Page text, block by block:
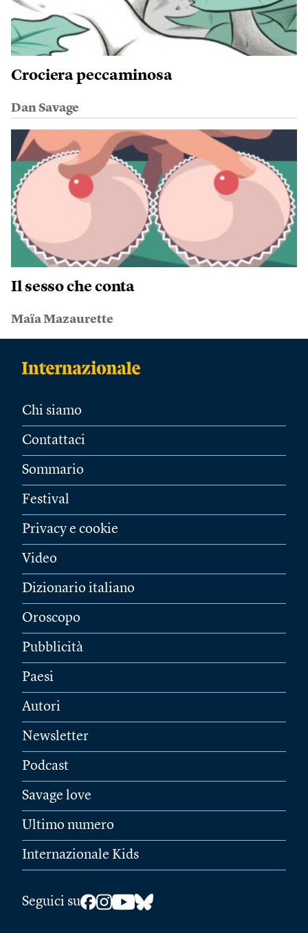
Crociera peccaminosa
Dan Savage
Il sesso che conta
Maïa Mazaurette
Chi siamo
Contattaci
Sommario
Festival
Privacy e cookie
Video
Dizionario italiano
Oroscopo
Pubblicità
Paesi
Autori
Newsletter
Podcast
Savage love
Ultimo numero
Internazionale Kids
Seguici su